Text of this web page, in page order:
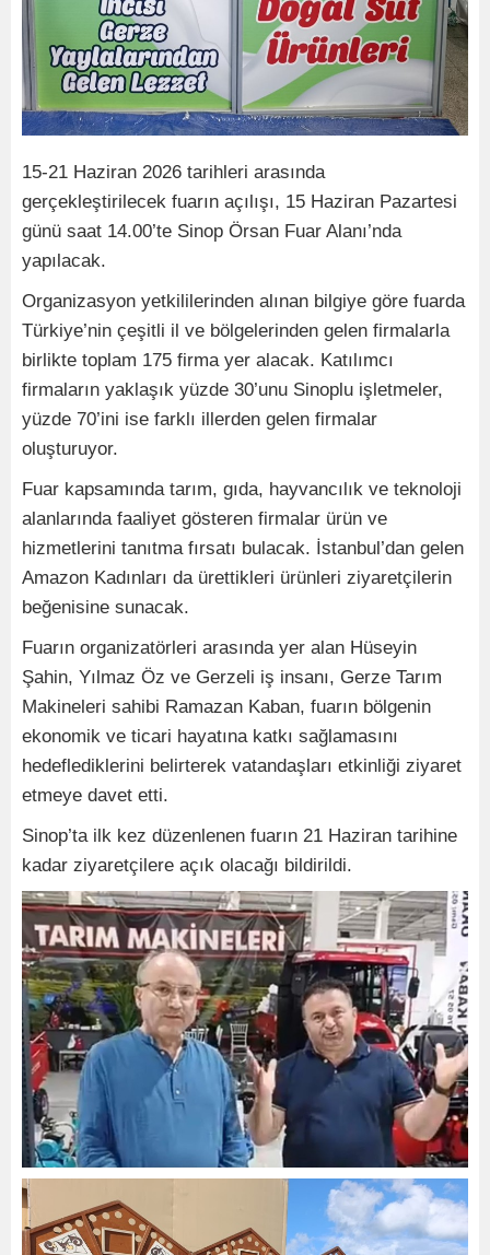
15-21 Haziran 2026 tarihleri arasında
gerçekleştirilecek fuarın açılışı, 15 Haziran Pazartesi
günü saat 14.00’te Sinop Örsan Fuar Alanı’nda
yapılacak.
Organizasyon yetkililerinden alınan bilgiye göre fuarda
Türkiye’nin çeşitli il ve bölgelerinden gelen firmalarla
birlikte toplam 175 firma yer alacak. Katılımcı
firmaların yaklaşık yüzde 30’unu Sinoplu işletmeler,
yüzde 70’ini ise farklı illerden gelen firmalar
oluşturuyor.
Fuar kapsamında tarım, gıda, hayvancılık ve teknoloji
alanlarında faaliyet gösteren firmalar ürün ve
hizmetlerini tanıtma fırsatı bulacak. İstanbul’dan gelen
Amazon Kadınları da ürettikleri ürünleri ziyaretçilerin
beğenisine sunacak.
Fuarın organizatörleri arasında yer alan Hüseyin
Şahin, Yılmaz Öz ve Gerzeli iş insanı, Gerze Tarım
Makineleri sahibi Ramazan Kaban, fuarın bölgenin
ekonomik ve ticari hayatına katkı sağlamasını
hedeflediklerini belirterek vatandaşları etkinliği ziyaret
etmeye davet etti.
Sinop’ta ilk kez düzenlenen fuarın 21 Haziran tarihine
kadar ziyaretçilere açık olacağı bildirildi.